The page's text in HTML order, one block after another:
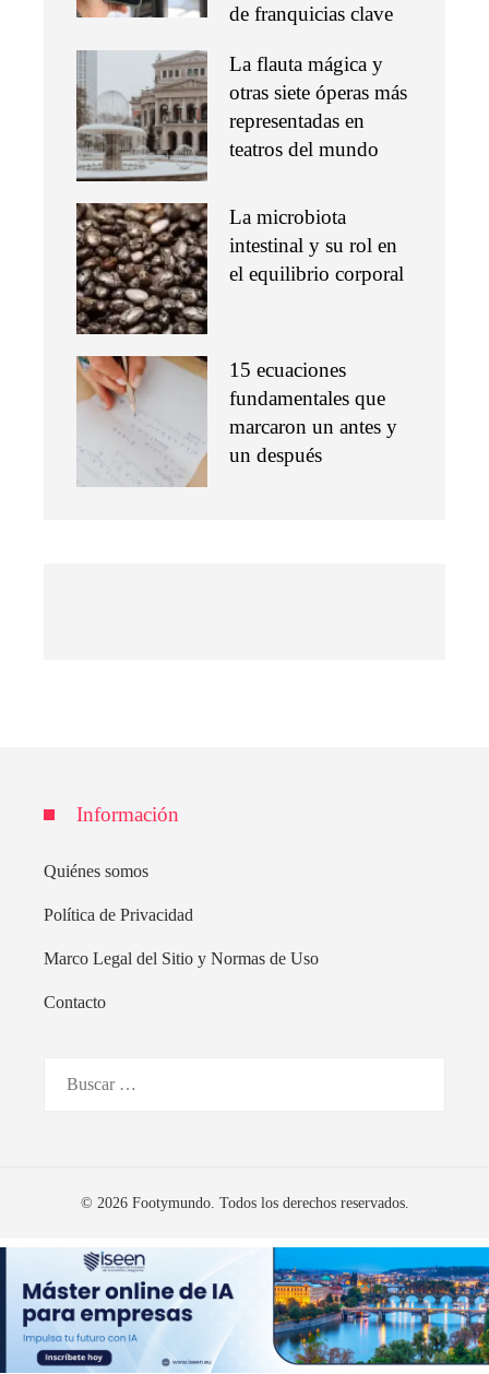
de franquicias clave
La flauta mágica y
otras siete óperas más
representadas en
teatros del mundo
La microbiota
intestinal y su rol en
el equilibrio corporal
15 ecuaciones
fundamentales que
marcaron un antes y
un después
Información
Quiénes somos
Política de Privacidad
Marco Legal del Sitio y Normas de Uso
Contacto
© 2026 Footymundo. Todos los derechos reservados.